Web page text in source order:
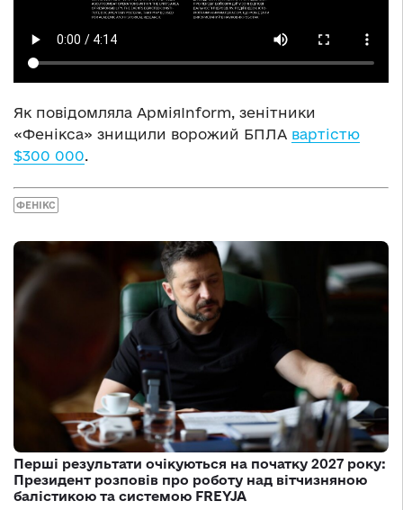
Як повідомляла АрміяInform, зенітники
«Фенікса» знищили ворожий БПЛА вартістю
$300 000
ФЕНІКС
Перші результати очікуються на початку 2027 року:
Президент розповів про роботу над вітчизняною
балістикою та системою FREYJA